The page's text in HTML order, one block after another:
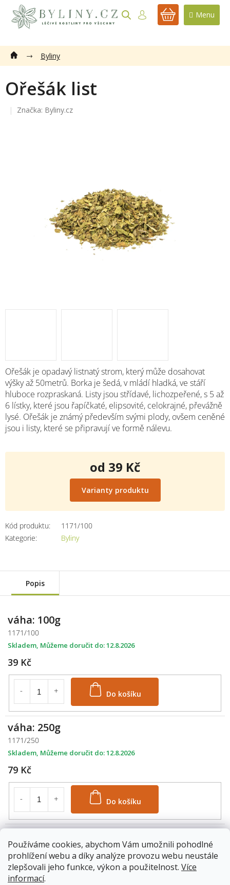
Používáme cookies, abychom Vám umožnili pohodlné
prohlížení webu a díky analýze provozu webu neustále
zlepšovali jeho funkce, výkon a použitelnost. Více
informací.
obsah
NÁKUPNÍ
Byliny
Ořešák list
Značka: Byliny.cz
Ořešák je opadavý listnatý strom, který může dosahovat
výšky až 50metrů. Borka je šedá, v mládí hladká, ve stáří
hluboce rozpraskaná. Listy jsou střídavé, lichozpeřené, s 5 až
6 lístky, které jsou řapíčkaté, elipsovité, celokrajné, převážně
lysé. Ořešák je známý především svými plody, ovšem ceněné
jsou i listy, které se připravují ve formě nálevu.
Kód produktu:
1171/100
Kategorie: Byliny
od 39 Kč
Měrná
cena:
Varianty produktu
Popis
váha: 100g
1171/100
39 Kč
Do košíku
Skladem 12.8.2026
váha: 250g
1171/250
79 Kč
Do košíku
Skladem 12.8.2026
1171/500
119 Kč
Skladem 12.8.2026